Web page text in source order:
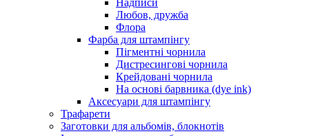
Любов, дружба
Флора
Фарба для штампінгу
Пігментні чорнила
Дистресингові чорнила
Крейдовані чорнила
На основі барвника (dye ink)
Аксесуари для штампінгу
Трафарети
Заготовки для альбомів, блокнотів